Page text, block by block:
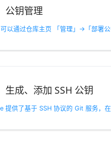
公钥管理
生成、添加 SSH 公钥